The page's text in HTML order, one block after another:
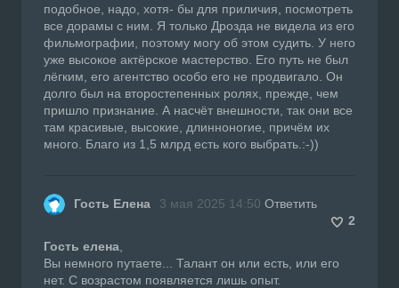
подобное, надо, хотя- бы для приличия, посмотреть
все дорамы с ним. Я только Дрозда не видела из его
фильмографии, поэтому могу об этом судить. У него
уже высокое актёрское мастерство. Его путь не был
лёгким, его агентство особо его не продвигало. Он
долго был на второстепенных ролях, прежде, чем
пришло признание. А насчёт внешности, так они все
там красивые, высокие, длинноногие, причём их
много. Благо из 1,5 млрд есть кого выбрать.:-))
Гость Елена 3 мая 2025 14:50 Ответить
2
Гость елена
Вы немного путаете... Талант он или есть, или его
нет. С возрастом появляется лишь опыт.